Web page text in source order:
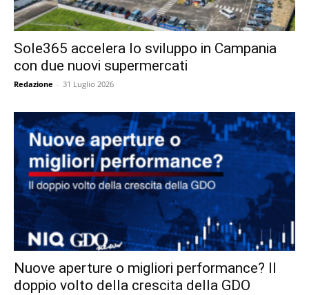
Sole365 accelera lo sviluppo in Campania
con due nuovi supermercati
Redazione - 31 Luglio 2026
Nuove aperture o migliori performance? Il
doppio volto della crescita della GDO